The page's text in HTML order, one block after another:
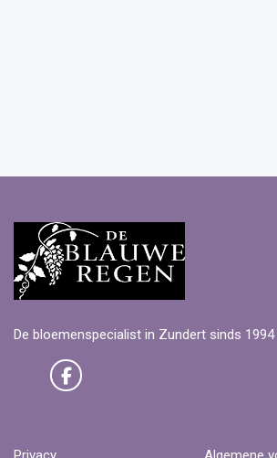
De bloemenspecialist in Zundert sinds 1994